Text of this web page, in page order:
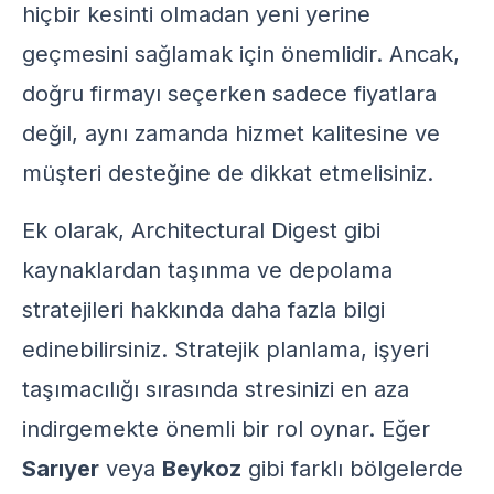
hiçbir kesinti olmadan yeni yerine
geçmesini sağlamak için önemlidir. Ancak,
doğru firmayı seçerken sadece fiyatlara
değil, aynı zamanda hizmet kalitesine ve
müşteri desteğine de dikkat etmelisiniz.
Ek olarak, Architectural Digest gibi
kaynaklardan taşınma ve depolama
stratejileri hakkında daha fazla bilgi
edinebilirsiniz. Stratejik planlama, işyeri
taşımacılığı sırasında stresinizi en aza
indirgemekte önemli bir rol oynar. Eğer
Sarıyer veya Beykoz gibi farklı bölgelerde